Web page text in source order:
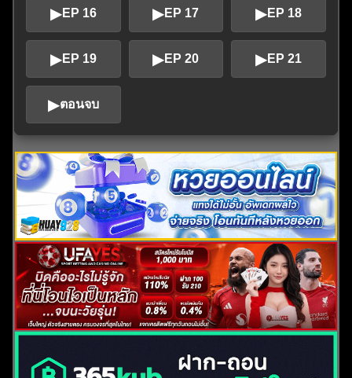
▶EP 16 ▶EP 17 ▶EP 18
▶EP 19 ▶EP 20 ▶EP 21
▶ตอนจบ